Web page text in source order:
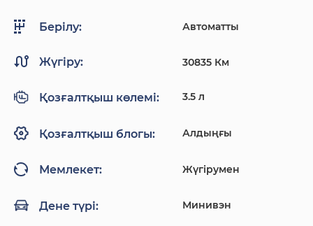
Берілу: Автоматты
Жүгіру: 30835 Км
Қозғалтқыш көлемі: 3.5 л
Қозғалтқыш блогы: Алдыңғы
Мемлекет: Жүгірумен
Дене түрі: Минивэн